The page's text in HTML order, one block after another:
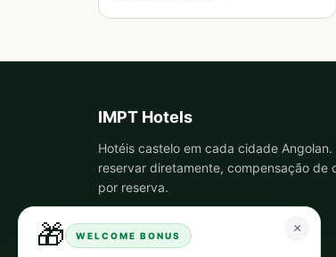
IMPT Hotels
Hotéis castelo em cada cidade
reservar diretamente, compensação de
por reserva.
🎁 WELCOME BONUS ×